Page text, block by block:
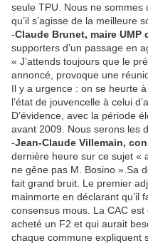
seule TPU. Nous ne sommes
qu’il s’agisse de la meilleure
-Claude Brunet, maire UMP
supporters d’un passage en
« J’attends toujours que le
annoncé, provoque une
Il y a urgence : on se heurte
l’état de jouvencelle à celui
D’évidence, avec la période
avant 2009. Nous serons les
-Jean-Claude Villemain,
dernière heure sur ce sujet «
ne gêne pas M. Bosino ».Sa
fait grand bruit. Le premier
mainmorte en déclarant qu’il
consensus mous. La CAC est
acheté un F2 et qui aurait
chaque commune expliquent